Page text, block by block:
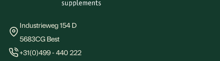
Industrieweg 154 D
5683CG Best
+31(0)499 - 440 222